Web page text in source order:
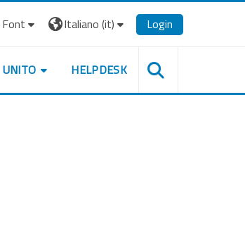
Italiano ‎(it)‎ Login
UNITO HELPDESK